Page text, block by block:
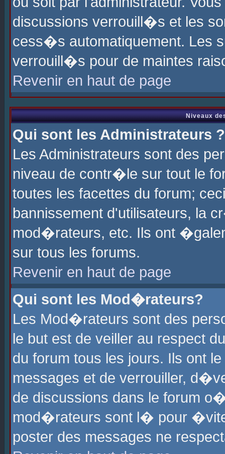
discussions verrouill�s et les
cess�s automatiquement. Les
verrouill�s pour de maintes
Revenir en haut de page
Niveaux
Qui sont les Administrateurs ?
Les Administrateurs sont des
niveau de contr�le sur tout le
toutes les facettes du forum;
bannissement d'utilisateurs, la
mod�rateurs, etc. Ils ont
sur tous les forums.
Revenir en haut de page
Qui sont les Mod�rateurs?
Les Mod�rateurs sont des
le but est de veiller au respect
du forum tous les jours. Ils ont
messages et de verrouiller,
de discussions dans le forum
mod�rateurs sont l� pour
poster des messages ne